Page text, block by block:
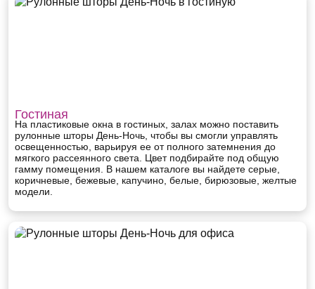
Гостиная
На пластиковые окна в гостиных, залах можно поставить
рулонные шторы День-Ночь, чтобы вы смогли управлять
освещенностью, варьируя ее от полного затемнения до
мягкого рассеянного света. Цвет подбирайте под общую
гамму помещения. В нашем каталоге вы найдете серые,
коричневые, бежевые, капучино, белые, бирюзовые, желтые
модели.